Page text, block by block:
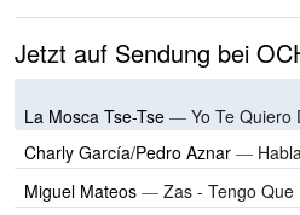
Jetzt auf Sendung bei
La Mosca Tse-Tse — Yo Te Quiero
Charly García/Pedro Aznar —
Miguel Mateos — Zas - Tengo Que